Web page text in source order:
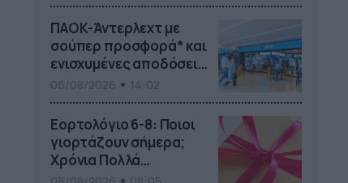
ΠΑΟΚ-Άντερλεχτ με
σούπερ προσφορά* και
ενισχυμένες αποδόσεις
το Pamestoixima.gr
Εορτολόγιο 6-8: Ποιοι
γιορτάζουν σήμερα;
Χρόνια Πολλά…